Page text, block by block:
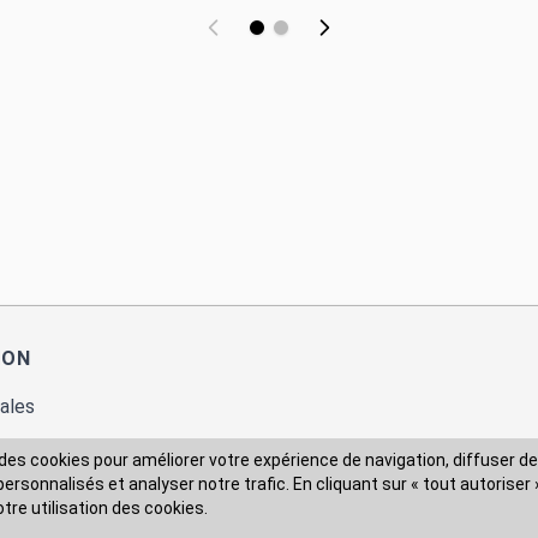
cookies pour améliorer votre expérience de navigation, diffuser
et analyser notre trafic. En cliquant sur « tout autoriser
utilisation des cookies.
données